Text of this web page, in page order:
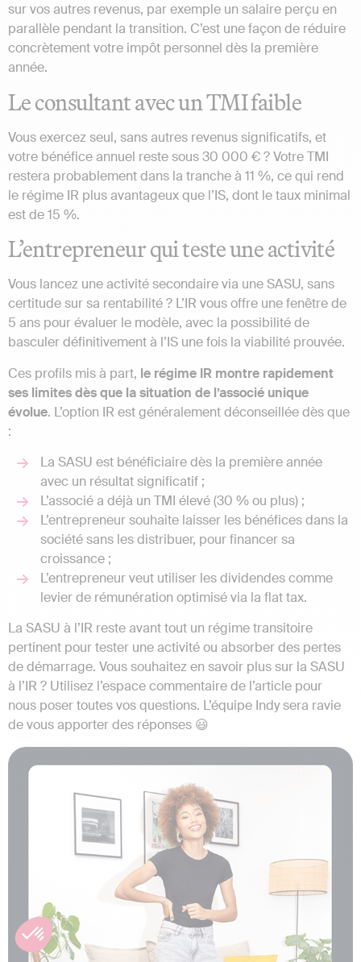
sur vos autres revenus, par exemple un salaire perçu en
parallèle pendant la transition. C’est une façon de réduire
concrètement votre impôt personnel dès la première
année.
Le consultant avec un TMI faible
Vous exercez seul, sans autres revenus significatifs, et
votre bénéfice annuel reste sous 30 000 € ? Votre TMI
restera probablement dans la tranche à 11 %, ce qui rend
le régime IR plus avantageux que l’IS, dont le taux minimal
est de 15 %.
L’entrepreneur qui teste une activité
Vous lancez une activité secondaire via une SASU, sans
certitude sur sa rentabilité ? L’IR vous offre une fenêtre de
5 ans pour évaluer le modèle, avec la possibilité de
basculer définitivement à l’IS une fois la viabilité prouvée.
Ces profils mis à part, le régime IR montre rapidement
ses limites dès que la situation de l’associé unique
évolue. L’option IR est généralement déconseillée dès que
:
La SASU est bénéficiaire dès la première année
avec un résultat significatif ;
L’associé a déjà un TMI élevé (30 % ou plus) ;
L’entrepreneur souhaite laisser les bénéfices dans la
société sans les distribuer, pour financer sa
croissance ;
L’entrepreneur veut utiliser les dividendes comme
levier de rémunération optimisé via la flat tax.
La SASU à l’IR reste avant tout un régime transitoire
pertinent pour tester une activité ou absorber des pertes
de démarrage. Vous souhaitez en savoir plus sur la SASU
à l’IR ? Utilisez l’espace commentaire de l’article pour
nous poser toutes vos questions. L’équipe Indy sera ravie
de vous apporter des réponses 😃